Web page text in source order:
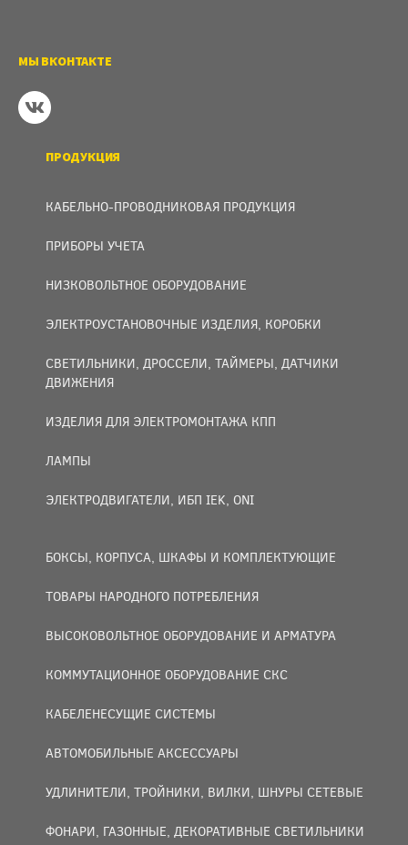
МЫ ВКОНТАКТЕ
ПРОДУКЦИЯ
КАБЕЛЬНО-ПРОВОДНИКОВАЯ ПРОДУКЦИЯ
ПРИБОРЫ УЧЕТА
НИЗКОВОЛЬТНОЕ ОБОРУДОВАНИЕ
ЭЛЕКТРОУСТАНОВОЧНЫЕ ИЗДЕЛИЯ, КОРОБКИ
СВЕТИЛЬНИКИ, ДРОССЕЛИ, ТАЙМЕРЫ, ДАТЧИКИ
ДВИЖЕНИЯ
ИЗДЕЛИЯ ДЛЯ ЭЛЕКТРОМОНТАЖА КПП
ЛАМПЫ
ЭЛЕКТРОДВИГАТЕЛИ, ИБП IEK, ONI
БОКСЫ, КОРПУСА, ШКАФЫ И КОМПЛЕКТУЮЩИЕ
ТОВАРЫ НАРОДНОГО ПОТРЕБЛЕНИЯ
ВЫСОКОВОЛЬТНОЕ ОБОРУДОВАНИЕ И АРМАТУРА
КОММУТАЦИОННОЕ ОБОРУДОВАНИЕ СКС
КАБЕЛЕНЕСУЩИЕ СИСТЕМЫ
АВТОМОБИЛЬНЫЕ АКСЕССУАРЫ
УДЛИНИТЕЛИ, ТРОЙНИКИ, ВИЛКИ, ШНУРЫ СЕТЕВЫЕ
ФОНАРИ, ГАЗОННЫЕ, ДЕКОРАТИВНЫЕ СВЕТИЛЬНИКИ